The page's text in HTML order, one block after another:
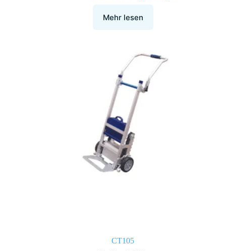
Mehr lesen
CT105